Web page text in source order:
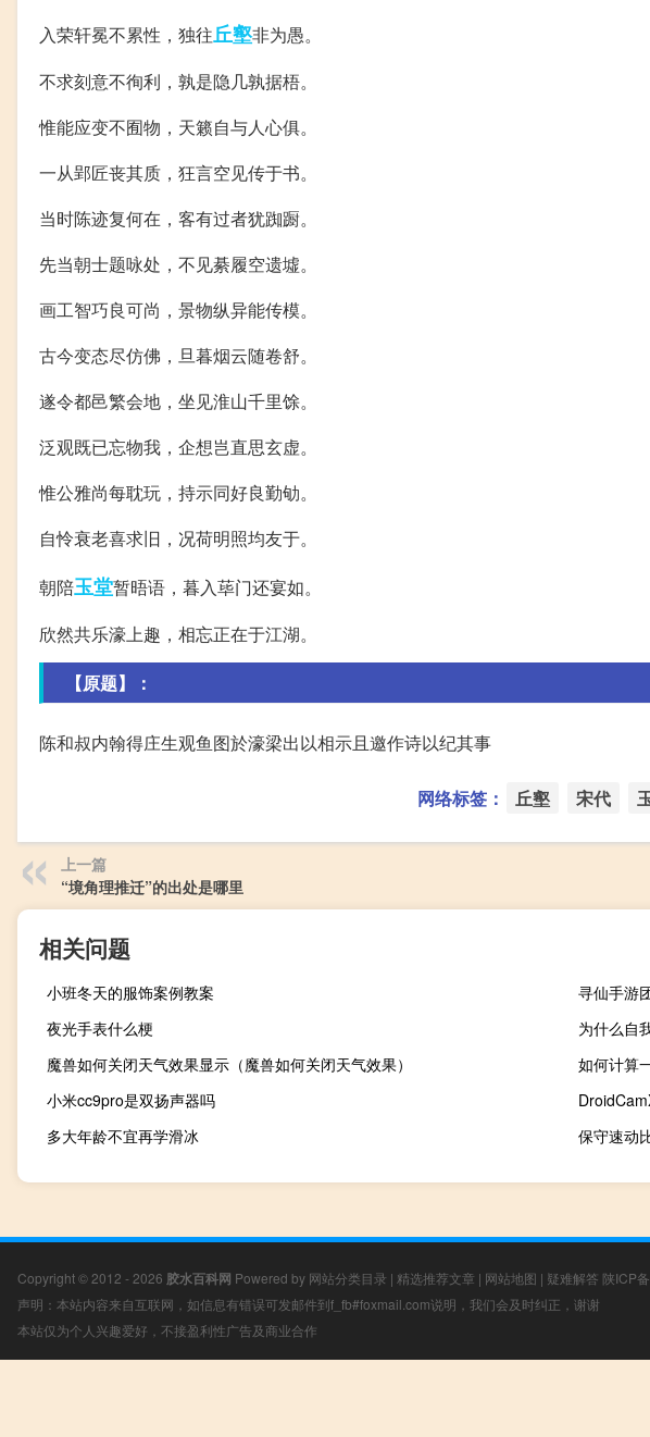
入荣轩冕不累性，独往丘壑非为愚。
不求刻意不徇利，孰是隐几孰据梧。
惟能应变不囿物，天籁自与人心俱。
一从郢匠丧其质，狂言空见传于书。
当时陈迹复何在，客有过者犹踟蹰。
先当朝士题咏处，不见綦履空遗墟。
画工智巧良可尚，景物纵异能传模。
古今变态尽仿佛，旦暮烟云随卷舒。
遂令都邑繁会地，坐见淮山千里馀。
泛观既已忘物我，企想岂直思玄虚。
惟公雅尚每耽玩，持示同好良勤劬。
自怜衰老喜求旧，况荷明照均友于。
朝陪玉堂暂晤语，暮入荜门还宴如。
欣然共乐濠上趣，相忘正在于江湖。
【原题】：
陈和叔内翰得庄生观鱼图於濠梁出以相示且邀作诗以纪其事
网络标签： 丘壑 宋代
上一篇
“境角理推迁”的出处是哪里
相关问题
小班冬天的服饰案例教案
寻仙手游
夜光手表什么梗
为什么自
魔兽如何关闭天气效果显示（魔兽如何关闭天气效果）
如何计算
小米cc9pro是双扬声器吗
多大年龄不宜再学滑冰
保守速动
Copyright © 2012 - 2026 胶水百科网 Powered by 网站分类目录 | 精选推荐文章 | 网站地图 | 疑难解答 陕ICP
声明：本站内容来自互联网，如信息有错误可发邮件到f_fb#foxmail.com说明，我们会及时纠正，谢谢
本站仅为个人兴趣爱好，不接盈利性广告及商业合作